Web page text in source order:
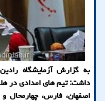
به گزارش آزمایشگاه
داشت: تیم های امدادی در
اصفهان، فارس، چهارمحال